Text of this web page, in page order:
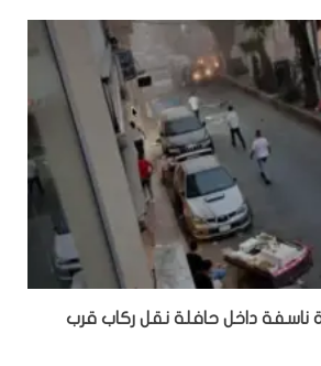
ناسفة داخل حافلة نقل ركاب قرب